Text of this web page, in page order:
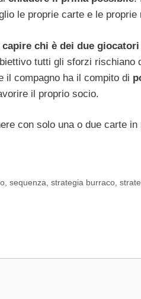
le proprie carte e le proprie
capire chi è dei due
tutti gli sforzi
il compagno ha il compito di
il proprio socio.
con solo una o due carte in
,sequenza ,strategia burraco ,